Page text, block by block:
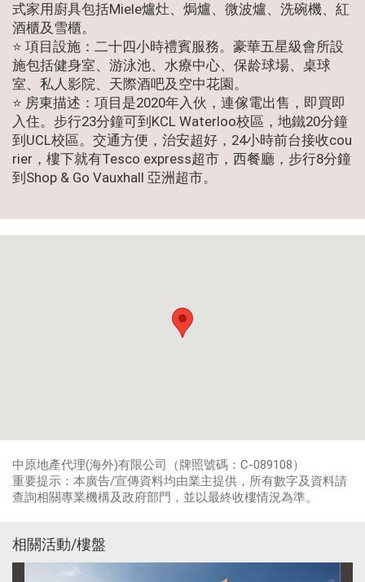
式家用廚具包括Miele爐灶、焗爐、微波爐、洗碗機、紅
酒櫃及雪櫃。
⭐ 項目設施：二十四小時禮賓服務。豪華五星級會所設
施包括健身室、游泳池、水療中心、保龄球場、桌球
室、私人影院、天際酒吧及空中花園。
⭐ 房東描述：項目是2020年入伙，連傢電出售，即買即
入住。步行23分鐘可到KCL Waterloo校區，地鐵20分鐘
到UCL校區。交通方便，治安超好，24小時前台接收cou
rier，樓下就有Tesco express超市，西餐廳，步行8分鐘
到Shop & Go Vauxhall 亞洲超市。
中原地產代理(海外)有限公司（牌照號碼：C-089108）
重要提示：本廣告/宣傳資料均由業主提供，所有數字及資料請
查詢相關專業機構及政府部門，並以最終收樓情況為準。
相關活動/樓盤